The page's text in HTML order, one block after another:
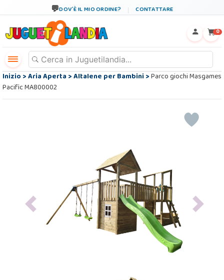
DOV´È IL MIO ORDINE? CONTATTARE
0
Inizio>Aria Aperta>Altalene per Bambini>Parco giochi Masgames
Pacific MA800002
Previous Next